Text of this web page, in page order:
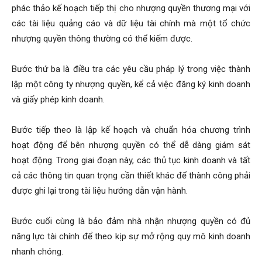
phác thảo kế hoạch tiếp thị cho nhượng quyền thương mại với
các tài liệu quảng cáo và dữ liệu tài chính mà một tổ chức
nhượng quyền thông thường có thể kiếm được.
Bước thứ ba là điều tra các yêu cầu pháp lý trong việc thành
lập một công ty nhượng quyền, kể cả việc đăng ký kinh doanh
và giấy phép kinh doanh.
Bước tiếp theo là lập kế hoạch và chuẩn hóa chương trình
hoạt động để bên nhượng quyền có thể dễ dàng giám sát
hoạt động. Trong giai đoạn này, các thủ tục kinh doanh và tất
cả các thông tin quan trọng cần thiết khác để thành công phải
được ghi lại trong tài liệu hướng dẫn vận hành.
Bước cuối cùng là bảo đảm nhà nhận nhượng quyền có đủ
năng lực tài chính để theo kịp sự mở rộng quy mô kinh doanh
nhanh chóng.